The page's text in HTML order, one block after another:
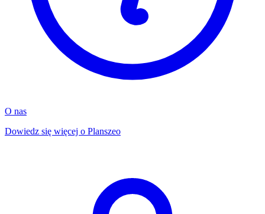
O nas
Dowiedz się więcej o Planszeo